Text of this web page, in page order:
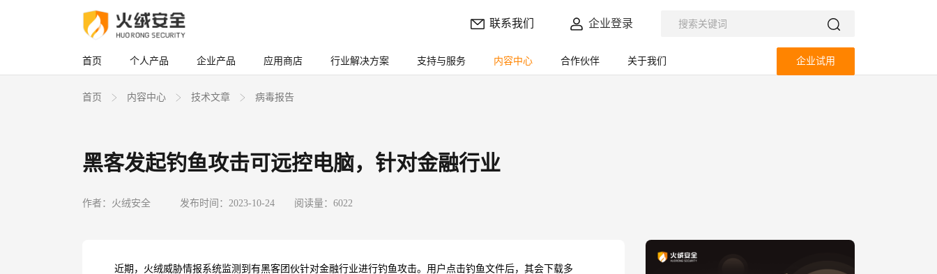
联系我们 企业登录
首页 个人产品 企业产品 应用商店 行业解决方案 支持与服务 内容中心 合作伙伴 关于我们 企业试用
首页 内容中心 技术文章 病毒报告
黑客发起钓鱼攻击可远控电脑，针对金融行业
作者：火绒安全 发布时间：2023-10-24 阅读量：6022
近期，火绒威胁情报系统监测到有黑客团伙针对金融行业进行钓鱼攻击。用户点击钓鱼文件后，其会下载多